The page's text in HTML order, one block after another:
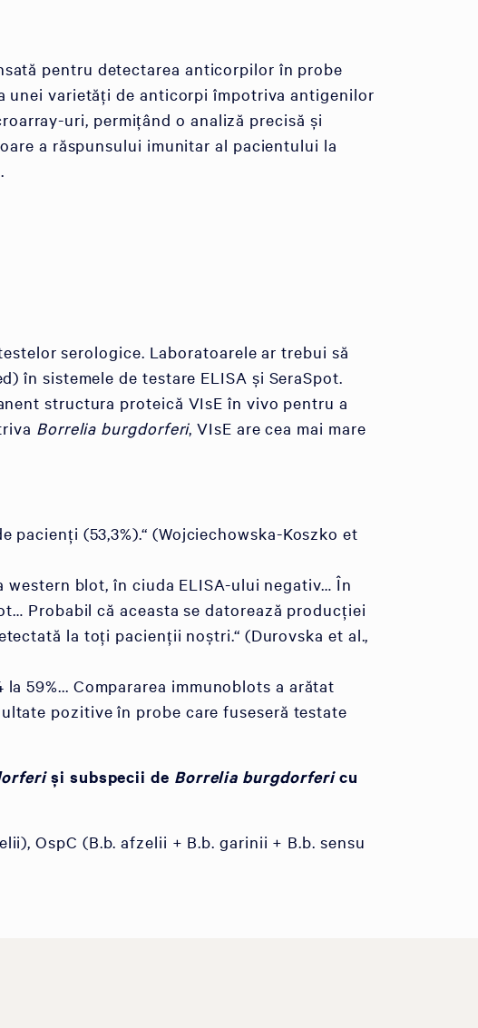
pentru detectarea anticorpilor în probe
unei varietăți de anticorpi împotriva antigenilor
uri, permițând o analiză precisă și
a răspunsului imunitar al pacientului la
serologice. Laboratoarele ar trebui să
în sistemele de testare ELISA și SeraSpot.
structura proteică VIsE în vivo pentru a
Borrelia burgdorferi, VIsE are cea mai mare
(53,3%).“ (Wojciechowska-Koszko et
blot, în ciuda ELISA-ului negativ… În
Probabil că aceasta se datorează producției
la toți pacienții noștri.“ (Durovska et al.,
59%... Compararea immunoblots a arătat
pozitive în probe care fuseseră testate
și subspecii de Borrelia burgdorfericu
OspC (B.b. afzelii + B.b. garinii + B.b. sensu